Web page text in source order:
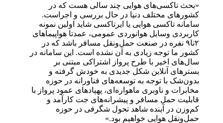
«بحث تاکسی‌های هوایی چند سالی هست که در
کشورهای مختلف دنیا در حال بررسی و اجراست.
سامانه تاکسی هوایی یا ایرتاکسی شاید اولین نمونه
کاربردی وسایل هوانوردی عمومی، عمدتا هواپیماهای
۲تا۹ نفره در صنعت حمل‌ونقل مسافر باشد که در
کشور ما توجه زیادی به آن نشده است. این سامانه در
سال‌های اخیر با طرح پرواز اشتراکی مبتنی بر
بسترهای آنلاین شکل جدیدی به خودش گرفته و
بدون‌شک با توجه به توسعه‌‌های فناورانه در حوزه
مخابرات و ناوبری ماهواره‌ای، پهپادهای عمود پرواز با
قابلیت حمل مسافر و پیشرانه‌های جت کارآمد و
کم‌وزن در آینده شاهد تحول شگرفی در حوزه
حمل‌ونقل هوایی خواهیم بود.»